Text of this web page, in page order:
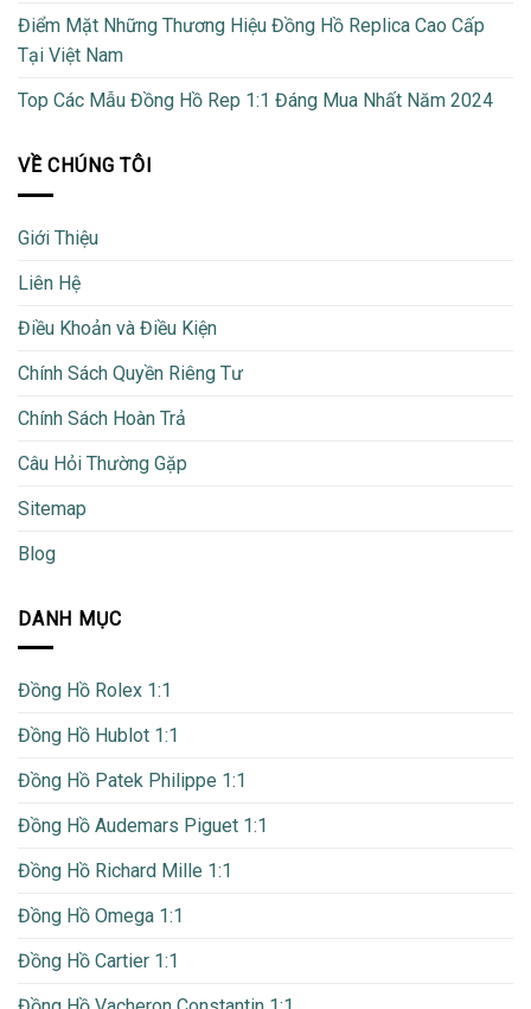
Điểm Mặt Những Thương Hiệu Đồng Hồ Replica Cao Cấp
Tại Việt Nam
Top Các Mẫu Đồng Hồ Rep 1:1 Đáng Mua Nhất Năm 2024
VỀ CHÚNG TÔI
Giới Thiệu
Liên Hệ
Điều Khoản và Điều Kiện
Chính Sách Quyền Riêng Tư
Chính Sách Hoàn Trả
Câu Hỏi Thường Gặp
Sitemap
Blog
DANH MỤC
Đồng Hồ Rolex 1:1
Đồng Hồ Hublot 1:1
Đồng Hồ Patek Philippe 1:1
Đồng Hồ Audemars Piguet 1:1
Đồng Hồ Richard Mille 1:1
Đồng Hồ Omega 1:1
Đồng Hồ Cartier 1:1